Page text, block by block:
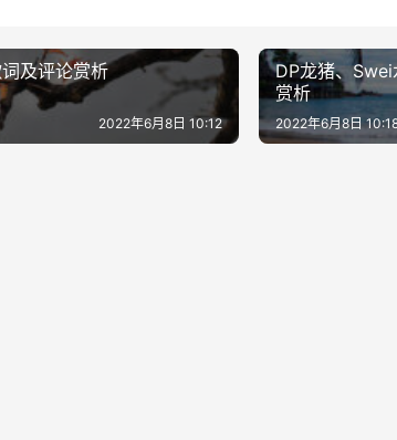
及评论赏析
2022年6月8日 10:12
DP龙猪、
赏析
2022年6月8日